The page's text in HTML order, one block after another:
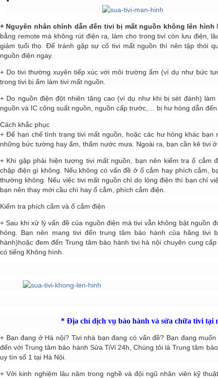
+ Nguyên nhân chính dẫn đến tivi bị mất nguồn không lên hình
bằng remote mà không rút điện ra, làm cho trong tivi còn lưu điện,
giảm tuổi thọ. Để tránh gặp sự cố tivi mất nguồn thì nên tập thói
nguồn điện ngay.
+ Do tivi thường xuyên tiếp xúc với môi trường ẩm (ví dụ như bức
trong tivi bị ẩm làm tivi mất nguồn.
+ Do nguồn điện đột nhiên tăng cao (ví dụ như khi bị sét đánh)
nguồn và IC công suất nguồn, nguồn cấp trước,… bị hư hỏng dẫn
Cách khắc phục
+ Để hạn chế tình trạng tivi mất nguồn, hoặc các hư hỏng khác
những bức tường hay ẩm, thấm nước mưa. Ngoài ra, bạn cần kê tivi
+ Khi gặp phải hiện tượng tivi mất nguồn, bạn nên kiểm tra ổ cắm
chập điện gì không. Nếu không có vấn đề ở ổ cắm hay phích cắm,
thường không. Nếu việc tivi mất nguồn chỉ do lỏng điện thì bạn chỉ
bạn nên thay mới cầu chì hay ổ cắm, phích cắm điện.
Kiểm tra phích cắm và ổ cắm điện
+ Sau khi xử lý vấn đề của nguồn điện mà tivi vẫn không bật nguồn
hỏng. Bạn nên mang tivi đến trung tâm bảo hành của hãng tivi
hành)hoặc đem đến Trung tâm bảo hành tivi hà nội chuyên cung
có tiếng Không hình.
* Địa chỉ dịch vụ bảo hành và sửa chữa tivi tại
+ Bạn đang ở Hà nội? Tivi nhà bạn đang có vấn đề? Bạn đang
đến với Trung tâm bảo hành Sửa TiVi 24h, Chúng tôi là Trung tâm
uy tín số 1 tại Hà Nội.
+ Với kinh nghiệm lâu năm trong nghề và đội ngũ nhân viên kỹ